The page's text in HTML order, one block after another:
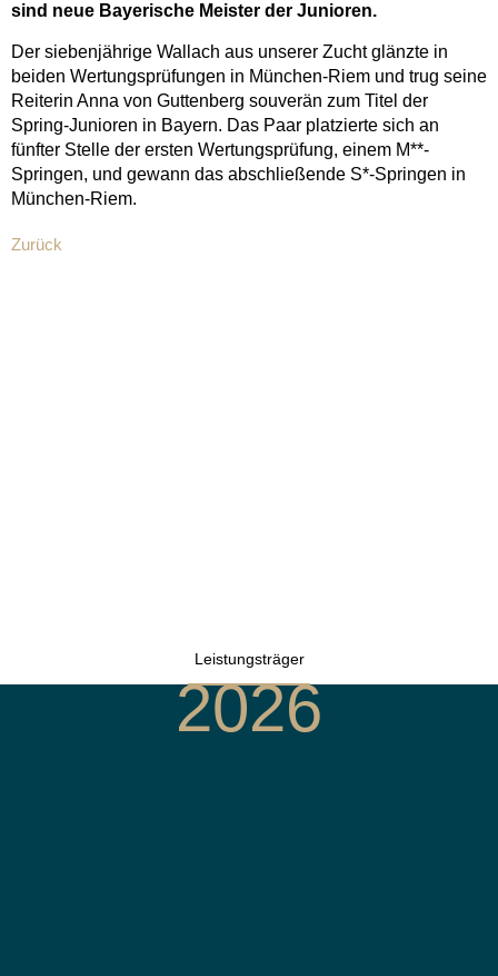
sind neue Bayerische Meister der Junioren.
Der siebenjährige Wallach aus unserer Zucht glänzte in
beiden Wertungsprüfungen in München-Riem und trug seine
Reiterin Anna von Guttenberg souverän zum Titel der
Spring-Junioren in Bayern. Das Paar platzierte sich an
fünfter Stelle der ersten Wertungsprüfung, einem M**-
Springen, und gewann das abschließende S*-Springen in
München-Riem.
Zurück
Leistungsträger
2026